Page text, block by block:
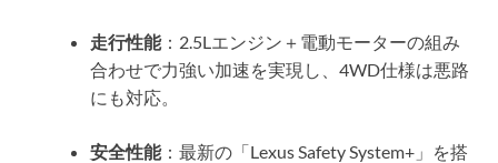
走行性能：2.5Lエンジン＋電動モーターの組み
合わせで力強い加速を実現し、4WD仕様は悪路
にも対応。
安全性能：最新の「Lexus Safety System+」を搭